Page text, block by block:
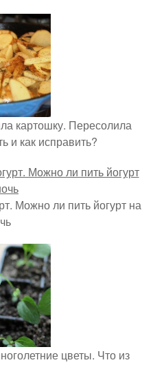
картошку. Пересолила
и как исправить?
Можно ли пить йогурт на
цветы. Что из